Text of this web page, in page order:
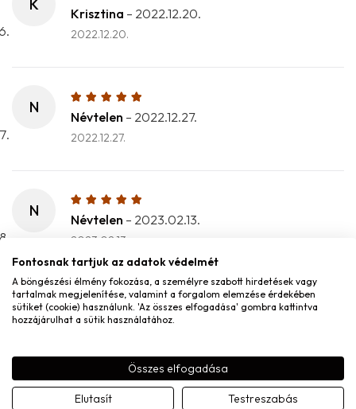
K
Krisztina – 2022.12.20.
2022.12.20.
N
Névtelen – 2022.12.27.
2022.12.27.
N
Névtelen – 2023.02.13.
2023.02.13.
B
Bernadett–2023.04.12.
Nagyon szép nyaklánc! Különleges ez a zöld szín!
Fontosnak tartjuk az adatok védelmét
A böngészési élmény fokozása, a személyre szabott hirdetések vagy
tartalmak megjelenítése, valamint a forgalom elemzése érdekében
sütiket (cookie) használunk. 'Az összes elfogadása' gombra kattintva
hozzájárulhat a sütik használatához.
Összes elfogadása
Elutasít Testreszabás